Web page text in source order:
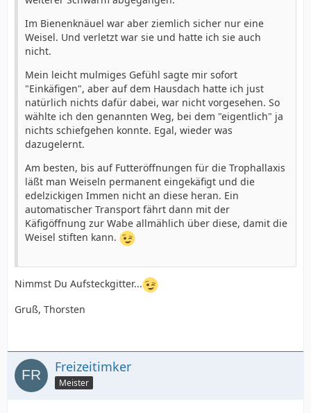
Im Bienenknäuel war aber ziemlich sicher nur eine
Weisel. Und verletzt war sie und hatte ich sie auch
nicht.
Mein leicht mulmiges Gefühl sagte mir sofort
"Einkäfigen", aber auf dem Hausdach hatte ich just
natürlich nichts dafür dabei, war nicht vorgesehen. So
wählte ich den genannten Weg, bei dem "eigentlich" ja
nichts schiefgehen konnte. Egal, wieder was
dazugelernt.
Am besten, bis auf Futteröffnungen für die Trophallaxis
läßt man Weiseln permanent eingekäfigt und die
edelzickigen Immen nicht an diese heran. Ein
automatischer Transport fährt dann mit der
Käfigöffnung zur Wabe allmählich über diese, damit die
Weisel stiften kann.
Nimmst Du Aufsteckgitter...
Gruß, Thorsten
Freizeitimker
Meister